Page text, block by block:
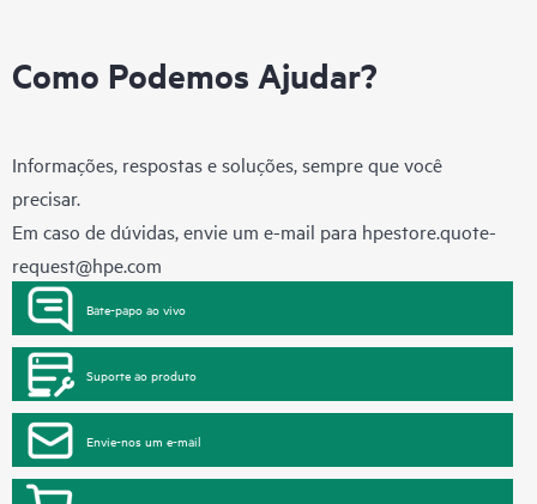
Como Podemos Ajudar?
Informações, respostas e soluções, sempre que você
precisar.
Em caso de dúvidas, envie um e-mail para hpestore.quote-
request@hpe.com
Bate-papo ao vivo
Suporte ao produto
Envie-nos um e-mail